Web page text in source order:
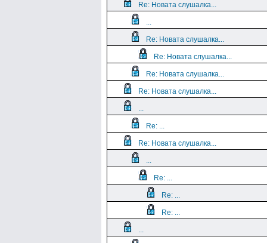
Re: Новата слушалка...
...
Re: Новата слушалка...
Re: Новата слушалка...
Re: Новата слушалка...
Re: Новата слушалка...
...
Re: ...
Re: Новата слушалка...
...
Re: ...
Re: ...
Re: ...
...